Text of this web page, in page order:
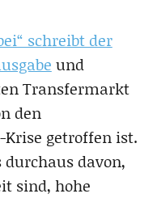
schreibt der
und
Transfermarkt
den
getroffen ist.
davon,
sind, hohe